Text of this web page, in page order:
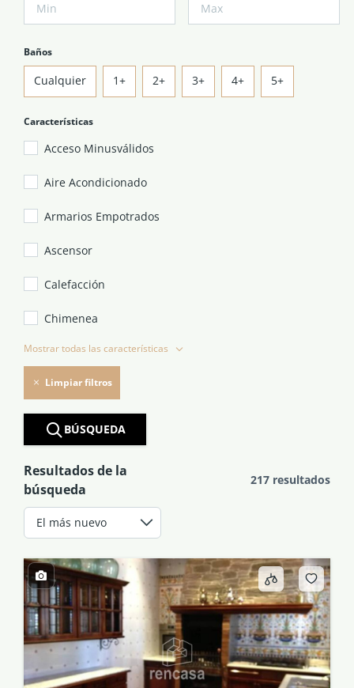
Baños
Cualquier 1+ 2+ 3+ 4+ 5+
Características
Acceso Minusválidos
Aire Acondicionado
Armarios Empotrados
Ascensor
Calefacción
Chimenea
Mostrar todas las características
Limpiar filtros
BÚSQUEDA
Resultados de la
búsqueda
217 resultados